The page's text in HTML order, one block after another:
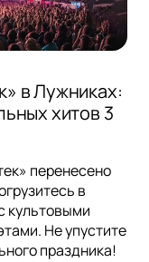
в Лужниках:
хитов 3
перенесено
в
культовыми
Не упустите
праздника!